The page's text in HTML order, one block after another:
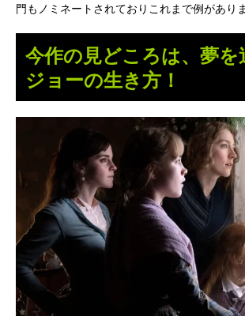
門もノミネートされておりこれまで例があり
今作の見どころは、夢を
ジョーの生き方！